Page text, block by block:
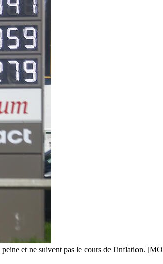
peine et ne suivent pas le cours de l'inflation.